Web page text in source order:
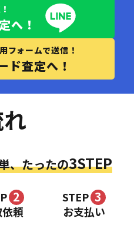
へ！
フォームで送信！
ド査定へ！
、たったの3STEP
2
頼
STEP 3
お支払い